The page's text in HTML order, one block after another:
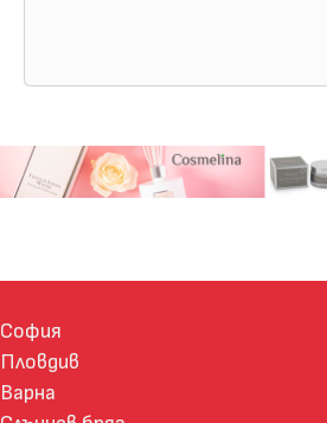
София
Пловдив
Варна